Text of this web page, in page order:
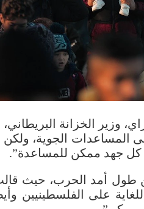
وزير الخزانة
المساعدات الجوية، ولكن
جهد ممكن للمساعدة”.
طول أمد الحرب، حيث
على الفلسطينيين